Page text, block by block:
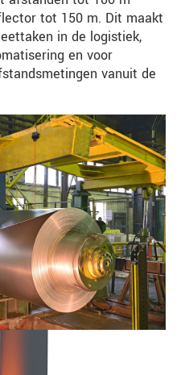
tot 150 m. Dit maakt
in de logistiek,
en voor
vanuit de